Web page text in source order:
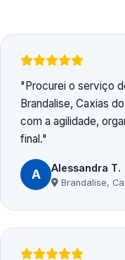
Procurei o serviço
Brandalise, Caxias
com a agilidade,
final.
A Alessandra T.
Brandalise,